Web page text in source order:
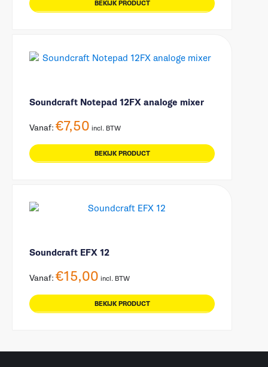
BEKIJK PRODUCT
Soundcraft Notepad 12FX analoge mixer
Vanaf: €7,50 incl. BTW
BEKIJK PRODUCT
Soundcraft EFX 12
Vanaf: €15,00 incl. BTW
BEKIJK PRODUCT